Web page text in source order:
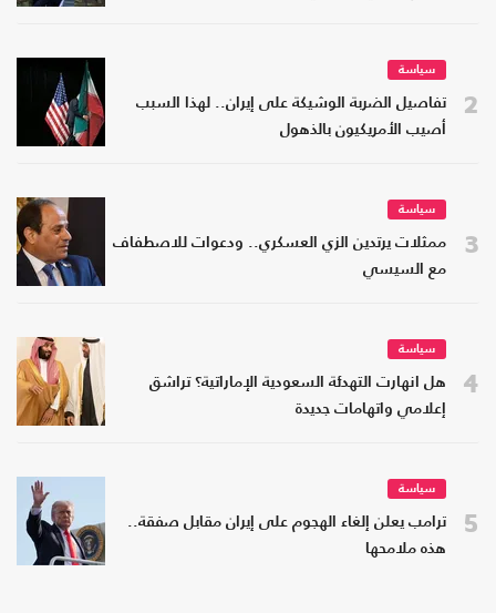
2
سياسة
تفاصيل الضربة الوشيكة على إيران.. لهذا السبب
أصيب الأمريكيون بالذهول
3
سياسة
ممثلات يرتدين الزي العسكري.. ودعوات للاصطفاف
مع السيسي
4
سياسة
هل انهارت التهدئة السعودية الإماراتية؟ تراشق
إعلامي واتهامات جديدة
5
سياسة
ترامب يعلن إلغاء الهجوم على إيران مقابل صفقة..
هذه ملامحها